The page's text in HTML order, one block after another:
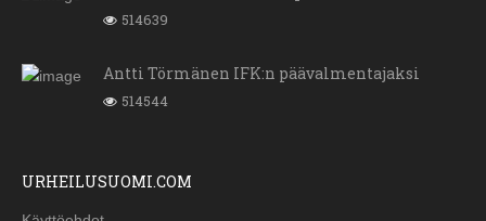
514639
Antti Törmänen IFK:n päävalmentajaksi
514544
URHEILUSUOMI.COM